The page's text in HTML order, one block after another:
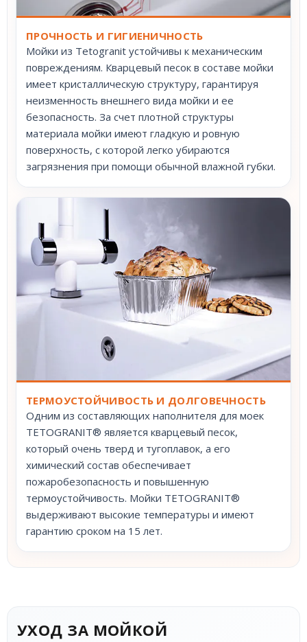
ПРОЧНОСТЬ И ГИГИЕНИЧНОСТЬ
Мойки из Tetogranit устойчивы к механическим
повреждениям. Кварцевый песок в составе мойки
имеет кристаллическую структуру, гарантируя
неизменность внешнего вида мойки и ее
безопасность. За счет плотной структуры
материала мойки имеют гладкую и ровную
поверхность, с которой легко убираются
загрязнения при помощи обычной влажной губки.
ТЕРМОУСТОЙЧИВОСТЬ И ДОЛГОВЕЧНОСТЬ
Одним из составляющих наполнителя для моек
TETOGRANIT® является кварцевый песок,
который очень тверд и тугоплавок, а его
химический состав обеспечивает
пожаробезопасность и повышенную
термоустойчивость. Мойки TETOGRANIT®
выдерживают высокие температуры и имеют
гарантию сроком на 15 лет.
УХОД ЗА МОЙКОЙ